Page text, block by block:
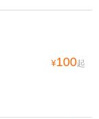
¥100起